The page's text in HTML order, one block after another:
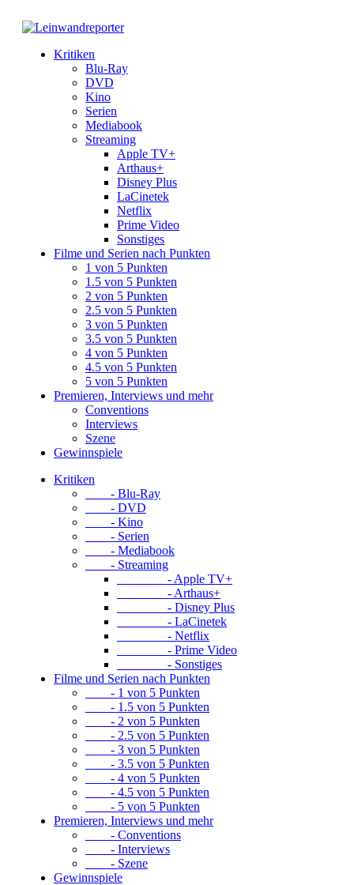
Kritiken
Blu-Ray
DVD
Kino
Serien
Mediabook
Streaming
Apple TV+
Arthaus+
Disney Plus
LaCinetek
Netflix
Prime Video
Sonstiges
Filme und Serien nach Punkten
1 von 5 Punkten
1.5 von 5 Punkten
2 von 5 Punkten
2.5 von 5 Punkten
3 von 5 Punkten
3.5 von 5 Punkten
4 von 5 Punkten
4.5 von 5 Punkten
5 von 5 Punkten
Premieren, Interviews und mehr
Conventions
Interviews
Szene
Gewinnspiele
Kritiken
- Blu-Ray
- DVD
- Kino
- Serien
- Mediabook
- Streaming
- Apple TV+
- Arthaus+
- Disney Plus
- LaCinetek
- Netflix
- Prime Video
- Sonstiges
Filme und Serien nach Punkten
- 1 von 5 Punkten
- 1.5 von 5 Punkten
- 2 von 5 Punkten
- 2.5 von 5 Punkten
- 3 von 5 Punkten
- 3.5 von 5 Punkten
- 4 von 5 Punkten
- 4.5 von 5 Punkten
- 5 von 5 Punkten
Premieren, Interviews und mehr
- Conventions
- Interviews
- Szene
Gewinnspiele